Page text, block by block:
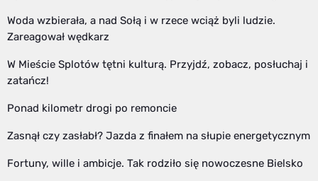
Woda wzbierała, a nad Sołą i w rzece wciąż byli ludzie.
Zareagował wędkarz
W Mieście Splotów tętni kulturą. Przyjdź, zobacz, posłuchaj i
zatańcz!
Ponad kilometr drogi po remoncie
Zasnął czy zasłabł? Jazda z finałem na słupie energetycznym
Fortuny, wille i ambicje. Tak rodziło się nowoczesne Bielsko